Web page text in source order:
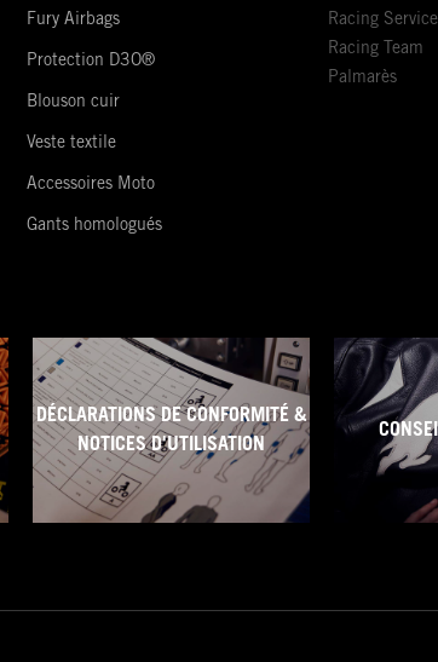
Fury Airbags
Protection D3O®
Blouson cuir
Veste textile
Accessoires Moto
Gants homologués
Racing Service
Racing Team
Palmarès
DÉCLARATIONS DE CONFORMITÉ &
NOTICES D'UTILISATION